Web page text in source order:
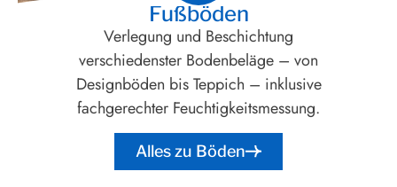
Fußböden
Verlegung und Beschichtung
verschiedenster Bodenbeläge – von
Designböden bis Teppich – inklusive
fachgerechter Feuchtigkeitsmessung.
Alles zu Böden